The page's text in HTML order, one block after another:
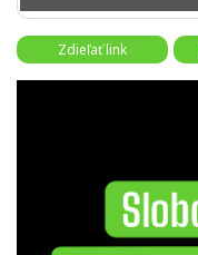
Zdieľať link